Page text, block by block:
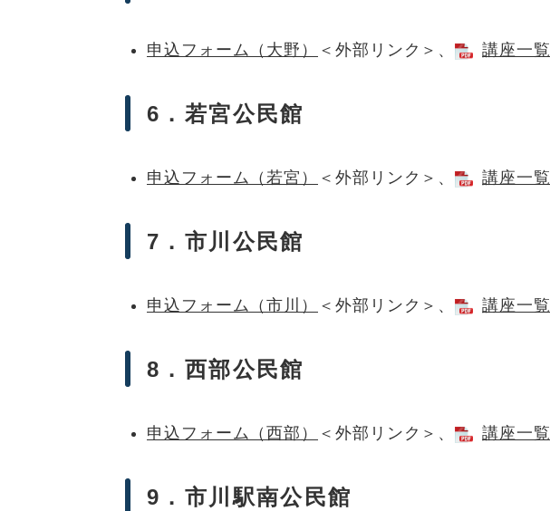
申込フォーム（大野） ＜外部リンク＞ 、 講座一覧
6．若宮公民館
申込フォーム（若宮） ＜外部リンク＞ 、 講座一覧
7．市川公民館
申込フォーム（市川） ＜外部リンク＞ 、 講座一覧
8．西部公民館
申込フォーム（西部） ＜外部リンク＞ 、 講座一覧
9．市川駅南公民館